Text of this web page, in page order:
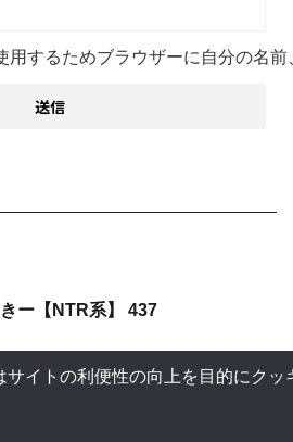
用するためブラウザーに自分の名
ー【NTR系】 437
ー【NTR系】 12 桂ヒナギク
サイトの利便性の向上を目的にク